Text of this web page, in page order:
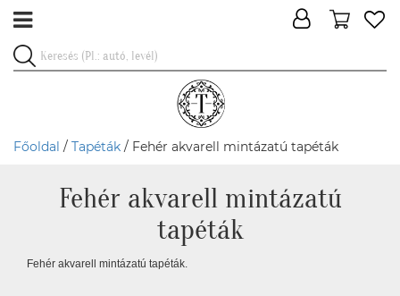
Főoldal / Tapéták / Fehér akvarell mintázatú tapéták
Fehér akvarell mintázatú
tapéták
Fehér akvarell mintázatú tapéták.